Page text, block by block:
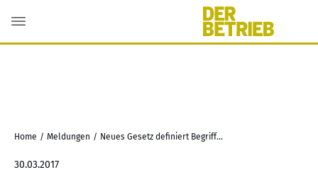
Home / Meldungen / Neues Gesetz definiert Begriff des Arbeitnehmers
30.03.2017